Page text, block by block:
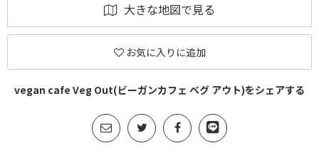
大きな地図で見る
お気に入りに追加
vegan cafe Veg Out(ビーガンカフェ ベグ アウト)をシェアする